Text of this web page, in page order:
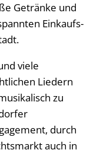
Getränke und
Einkaufs-
viele
Liedern
zu
durch
auch in